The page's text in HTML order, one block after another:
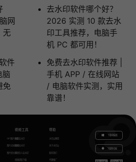
网
无
件
脑
免
去水印软件哪个好？
2026 实测 10 款去水
印工具推荐，电脑手
机 PC 都可用！
免费去水印软件推荐 |
手机 APP / 在线网站
/ 电脑软件实测，实用
靠谱！
GIF图片生成
图片无损放大
图片转文字
视频工具
视频去水印
视频加水印
视频怎么去水印
视频提取下载
帮助
水印云教程
关于水印云
联系我们
代理推广
下载电脑版
下载移动端